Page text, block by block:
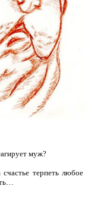
муж?
терпеть любое